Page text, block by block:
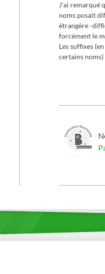
J'ai remarqué
noms posait
étrangère -
forcément le
Les suffixes
certains noms)